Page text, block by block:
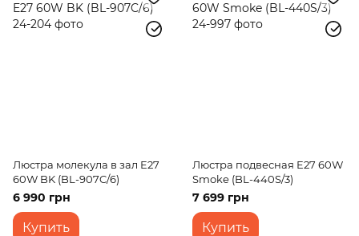
Люстра молекула в зал E27
60W BK (BL-907C/6)
6 990 грн
Купить
Люстра подвесная E27 60W
Smoke (BL-440S/3)
7 699 грн
Купить